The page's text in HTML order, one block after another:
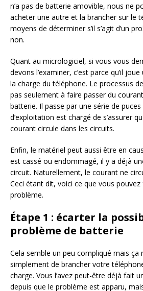
n’a pas de batterie amovible, nous ne
acheter une autre et la brancher sur le
moyens de déterminer s’il s’agit d’un
non.
Quant au micrologiciel, si vous vous
devons l’examiner, c’est parce qu’il
la charge du téléphone. Le processus
pas seulement à faire passer du
batterie. Il passe par une série de
d’exploitation est chargé de s’assurer
courant circule dans les circuits.
Enfin, le matériel peut aussi être en
est cassé ou endommagé, il y a déjà
circuit. Naturellement, le courant ne
Ceci étant dit, voici ce que vous
problème.
Étape 1 : écarter la
problème de batterie
Cela semble un peu compliqué mais ça
simplement de brancher votre
charge. Vous l’avez peut-être déjà fait
depuis que le problème est apparu,